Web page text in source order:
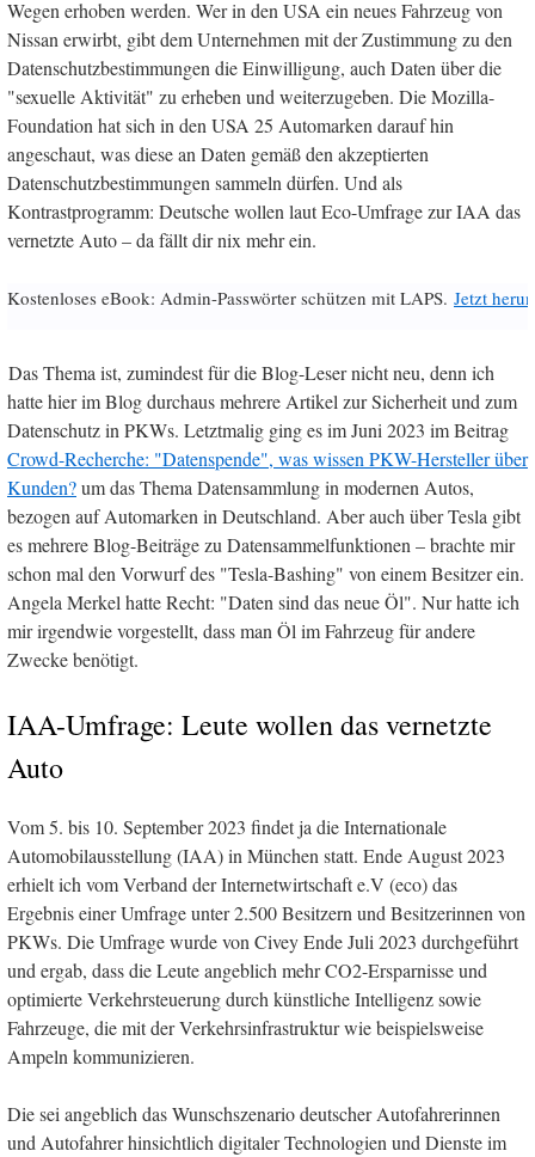
Wegen erhoben werden. Wer in den USA ein neues Fahrzeug von
Nissan erwirbt, gibt dem Unternehmen mit der Zustimmung zu den
Datenschutzbestimmungen die Einwilligung, auch Daten über die
"sexuelle Aktivität" zu erheben und weiterzugeben. Die Mozilla-
Foundation hat sich in den USA 25 Automarken darauf hin
angeschaut, was diese an Daten gemäß den akzeptierten
Datenschutzbestimmungen sammeln dürfen. Und als
Kontrastprogramm: Deutsche wollen laut Eco-Umfrage zur IAA das
vernetzte Auto – da fällt dir nix mehr ein.
Kostenloses eBook: Admin-Passwörter schützen mit LAPS. Jetzt
Das Thema ist, zumindest für die Blog-Leser nicht neu, denn ich
hatte hier im Blog durchaus mehrere Artikel zur Sicherheit und zum
Datenschutz in PKWs. Letztmalig ging es im Juni 2023 im Beitrag
Crowd-Recherche: "Datenspende", was wissen PKW-Hersteller über
Kunden?um das Thema Datensammlung in modernen Autos,
bezogen auf Automarken in Deutschland. Aber auch über Tesla gibt
es mehrere Blog-Beiträge zu Datensammelfunktionen – brachte mir
schon mal den Vorwurf des "Tesla-Bashing" von einem Besitzer ein.
Angela Merkel hatte Recht: "Daten sind das neue Öl". Nur hatte ich
mir irgendwie vorgestellt, dass man Öl im Fahrzeug für andere
Zwecke benötigt.
IAA-Umfrage: Leute wollen das vernetzte
Auto
Vom 5. bis 10. September 2023 findet ja die Internationale
Automobilausstellung (IAA) in München statt. Ende August 2023
erhielt ich vom Verband der Internetwirtschaft e.V (eco) das
Ergebnis einer Umfrage unter 2.500 Besitzern und Besitzerinnen von
PKWs. Die Umfrage wurde von Civey Ende Juli 2023 durchgeführt
und ergab, dass die Leute angeblich mehr CO2-Ersparnisse und
optimierte Verkehrsteuerung durch künstliche Intelligenz sowie
Fahrzeuge, die mit der Verkehrsinfrastruktur wie beispielsweise
Ampeln kommunizieren.
Die sei angeblich das Wunschszenario deutscher Autofahrerinnen
und Autofahrer hinsichtlich digitaler Technologien und Dienste im